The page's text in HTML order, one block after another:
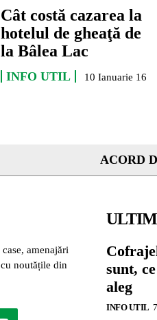
Cât costă cazarea la
hotelul de gheaţă de
la Bâlea Lac
INFO UTIL 10 Ianuarie 16
ACORD
amenajări
noutățile din
sunt,
aleg
INFO UTIL